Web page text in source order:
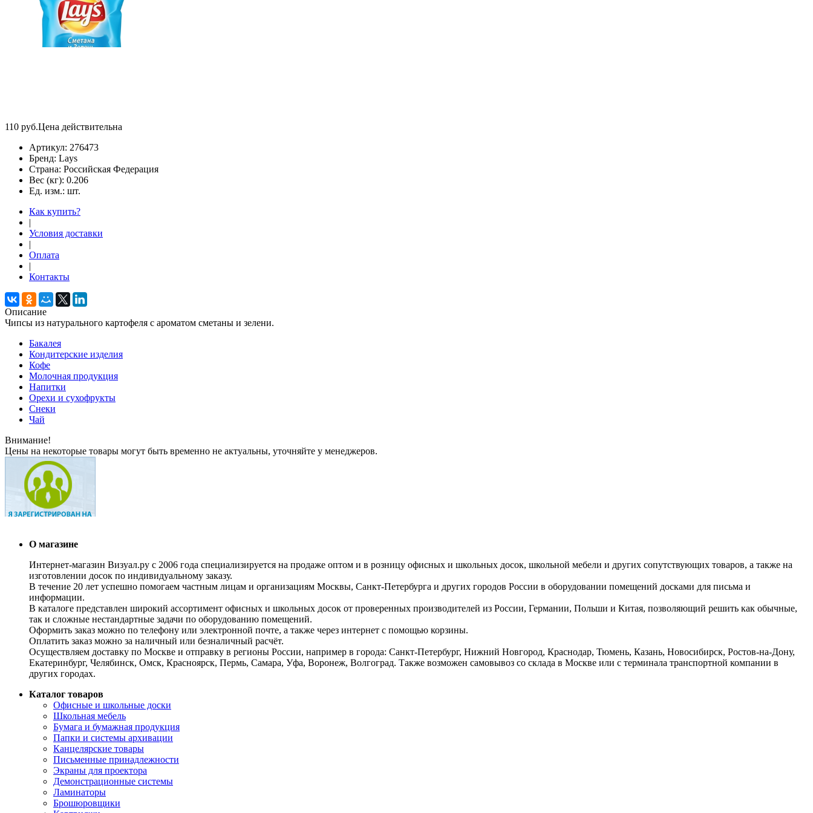
110 руб.Цена действительна
Артикул: 276473
Бренд: Lays
Страна: Российская Федерация
Вес (кг): 0.206
Ед. изм.: шт.
Как купить?
|
Условия доставки
|
Оплата
|
Контакты
Описание
Чипсы из натурального картофеля с ароматом сметаны и зелени.
Бакалея
Кондитерские изделия
Кофе
Молочная продукция
Напитки
Орехи и сухофрукты
Снеки
Чай
Внимание!
Цены на некоторые товары могут быть временно не актуальны, уточняйте у менеджеров.
О магазине
Интернет-магазин Визуал.ру с 2006 года специализируется на продаже оптом и в розницу офисных и школьных досок, школьной мебели и других сопутствующих товаров, а также на
изготовлении досок по индивидуальному заказу.
В течение 20 лет успешно помогаем частным лицам и организациям Москвы, Санкт-Петербурга и других городов России в оборудовании помещений досками для письма и
информации.
В каталоге представлен широкий ассортимент офисных и школьных досок от проверенных производителей из России, Германии, Польши и Китая, позволяющий решить как обычные,
так и сложные нестандартные задачи по оборудованию помещений.
Оформить заказ можно по телефону или электронной почте, а также через интернет с помощью корзины.
Оплатить заказ можно за наличный или безналичный расчёт.
Осуществляем доставку по Москве и отправку в регионы России, например в города: Санкт-Петербург, Нижний Новгород, Краснодар, Тюмень, Казань, Новосибирск, Ростов-на-Дону,
Екатеринбург, Челябинск, Омск, Красноярск, Пермь, Самара, Уфа, Воронеж, Волгоград. Также возможен самовывоз со склада в Москве или с терминала транспортной компании в
других городах.
Каталог товаров
Офисные и школьные доски
Школьная мебель
Бумага и бумажная продукция
Папки и системы архивации
Канцелярские товары
Письменные принадлежности
Экраны для проектора
Демонстрационные системы
Ламинаторы
Брошюровщики